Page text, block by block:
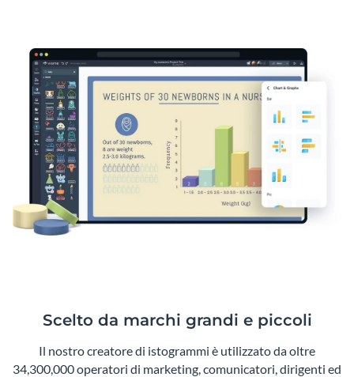
Scelto da marchi grandi e piccoli
Il nostro creatore di istogrammi è utilizzato da oltre
34,300,000 operatori di marketing, comunicatori, dirigenti ed